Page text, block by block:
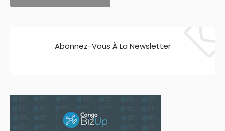
Abonnez-Vous À La Newsletter